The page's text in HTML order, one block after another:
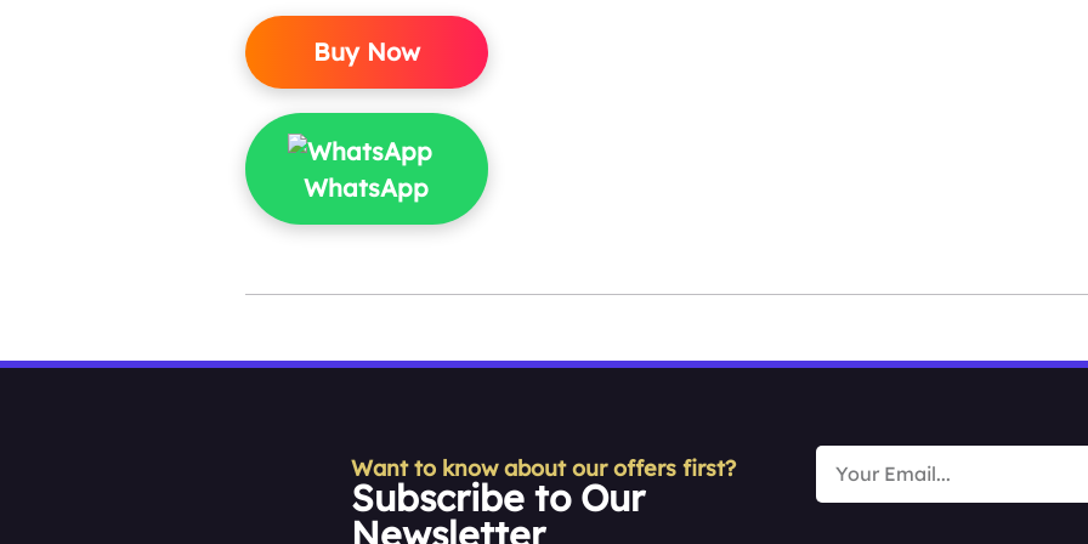
Buy Now
WhatsApp
Want to know about our offers first?
Subscribe to Our
Newsletter